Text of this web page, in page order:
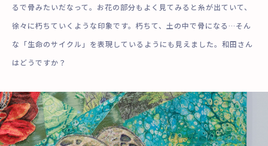
るで骨みたいだなって。お花の部分もよく見てみると糸が出ていて、
徐々に朽ちていくような印象です。朽ちて、土の中で骨になる…そん
な「生命のサイクル」を表現しているようにも見えました。和田さん
はどうですか？